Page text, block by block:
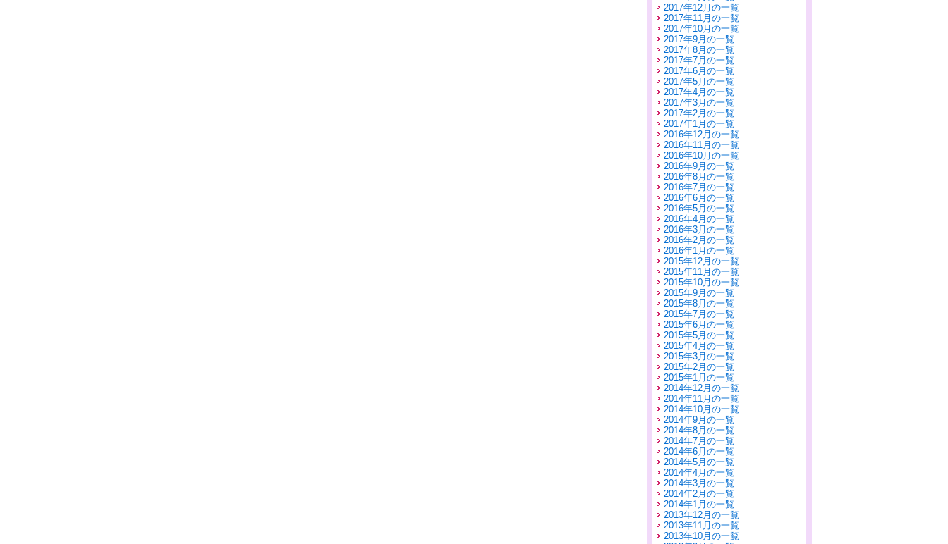
2017年12月の一覧
2017年11月の一覧
2017年10月の一覧
2017年9月の一覧
2017年8月の一覧
2017年7月の一覧
2017年6月の一覧
2017年5月の一覧
2017年4月の一覧
2017年3月の一覧
2017年2月の一覧
2017年1月の一覧
2016年12月の一覧
2016年11月の一覧
2016年10月の一覧
2016年9月の一覧
2016年8月の一覧
2016年7月の一覧
2016年6月の一覧
2016年5月の一覧
2016年4月の一覧
2016年3月の一覧
2016年2月の一覧
2016年1月の一覧
2015年12月の一覧
2015年11月の一覧
2015年10月の一覧
2015年9月の一覧
2015年8月の一覧
2015年7月の一覧
2015年6月の一覧
2015年5月の一覧
2015年4月の一覧
2015年3月の一覧
2015年2月の一覧
2015年1月の一覧
2014年12月の一覧
2014年11月の一覧
2014年10月の一覧
2014年9月の一覧
2014年8月の一覧
2014年7月の一覧
2014年6月の一覧
2014年5月の一覧
2014年4月の一覧
2014年3月の一覧
2014年2月の一覧
2014年1月の一覧
2013年12月の一覧
2013年11月の一覧
2013年10月の一覧